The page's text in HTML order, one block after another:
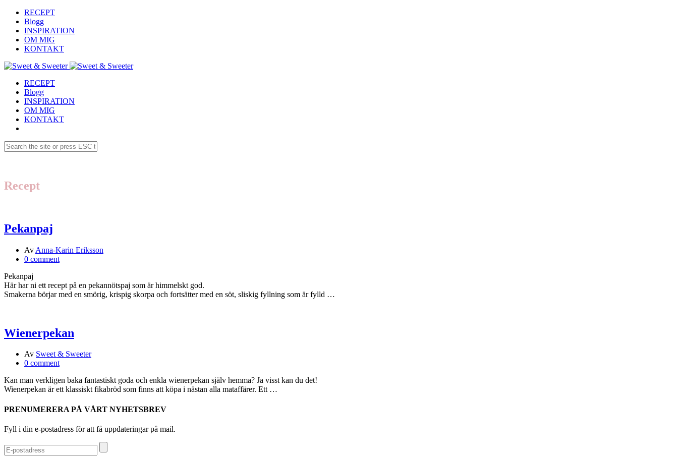
RECEPT
Blogg
INSPIRATION
OM MIG
KONTAKT
RECEPT
Blogg
INSPIRATION
OM MIG
KONTAKT
Recept
Pekanpaj
Av Anna-Karin Eriksson
0 comment
Pekanpaj
Här har ni ett recept på en pekannötspaj som är himmelskt god.
Smakerna börjar med en smörig, krispig skorpa och fortsätter med en söt, sliskig fyllning som är fylld …
Wienerpekan
Av Sweet & Sweeter
0 comment
Kan man verkligen baka fantastiskt goda och enkla wienerpekan själv hemma? Ja visst kan du det!
Wienerpekan är ett klassiskt fikabröd som finns att köpa i nästan alla mataffärer. Ett …
PRENUMERERA PÅ VÅRT NYHETSBREV
Fyll i din e-postadress för att få uppdateringar på mail.